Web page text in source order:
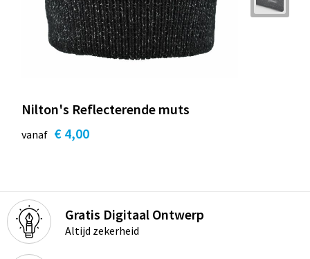
Nilton's Reflecterende muts
vanaf € 4,00
Gratis Digitaal Ontwerp
Altijd zekerheid